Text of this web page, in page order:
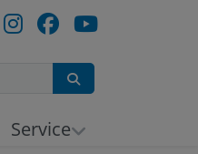
Service